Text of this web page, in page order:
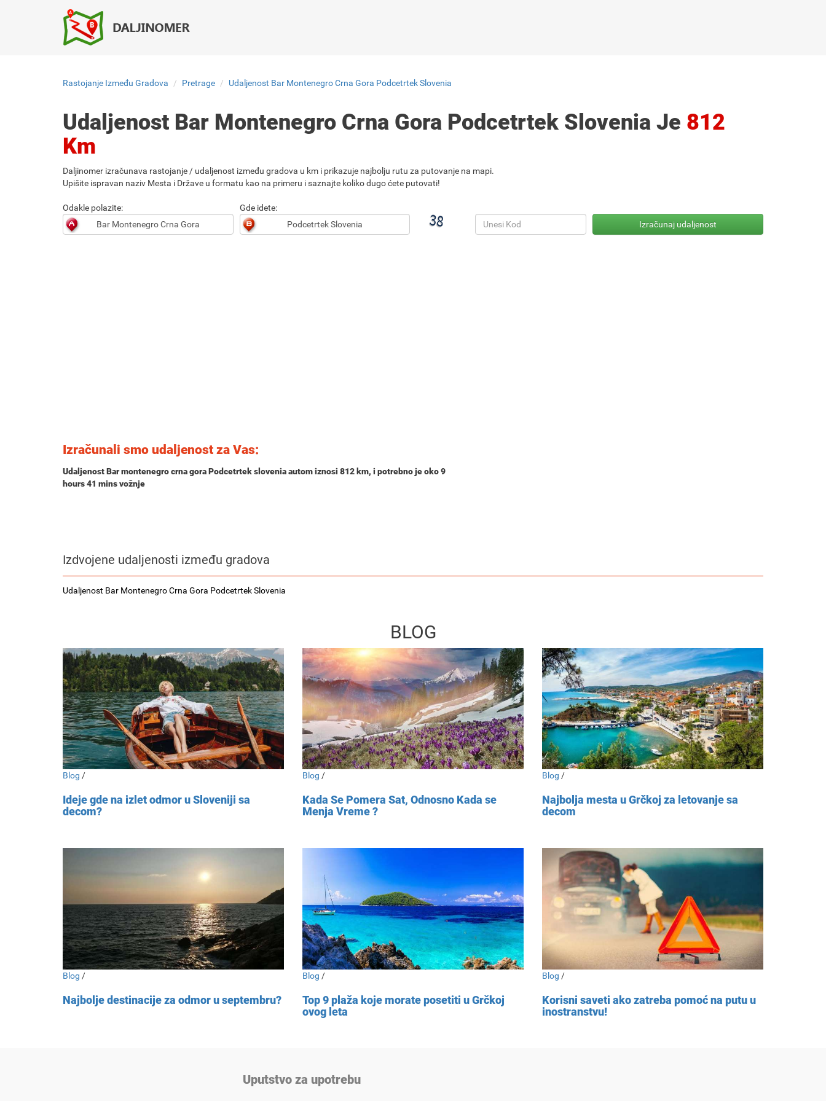
Rastojanje Između Gradova Pretrage Udaljenost Bar Montenegro Crna Gora Podcetrtek Slovenia
Udaljenost Bar Montenegro Crna Gora Podcetrtek Slovenia Je 812
Km
Daljinomer izračunava rastojanje / udaljenost između gradova u km i prikazuje najbolju rutu za putovanje na mapi.
Upišite ispravan naziv Mesta i Države u formatu kao na primeru i saznajte koliko dugo ćete putovati!
Odakle polazite: Gde idete:
Izračunali smo udaljenost za Vas:
Udaljenost Bar montenegro crna gora Podcetrtek slovenia autom iznosi 812 km, i potrebno je oko9
hours 41 minsvožnje
Izdvojene udaljenosti između gradova
Udaljenost Bar Montenegro Crna Gora Podcetrtek Slovenia
BLOG
Blog /
Ideje gde na izlet odmor u Sloveniji sa
decom?
Blog /
Kada Se Pomera Sat, Odnosno Kada se
Menja Vreme ?
Blog /
Najbolja mesta u Grčkoj za letovanje sa
decom
Blog /
Najbolje destinacije za odmor u septembru?
Blog /
Top 9 plaža koje morate posetiti u Grčkoj
ovog leta
Blog /
Korisni saveti ako zatreba pomoć na putu u
inostranstvu!
Uputstvo za upotrebu